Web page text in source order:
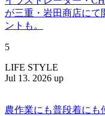
が三重・岩田商店に
ントも。
5
LIFE STYLE
Jul 13. 2026 up
農作業にも普段着にも